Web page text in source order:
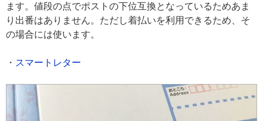
ます。値段の点でポストの下位互換となっているためあま
り出番はありません。ただし着払いを利用できるため、そ
の場合には使います。
・ スマートレター